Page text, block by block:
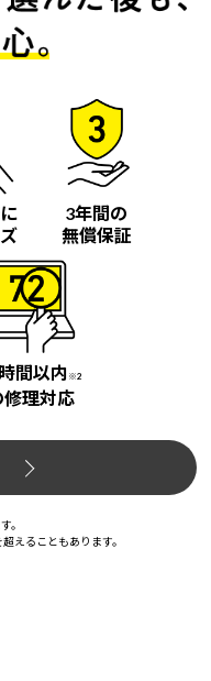
3年間の
無償保証
間以内 ※2
修理対応
。
えることもあります。